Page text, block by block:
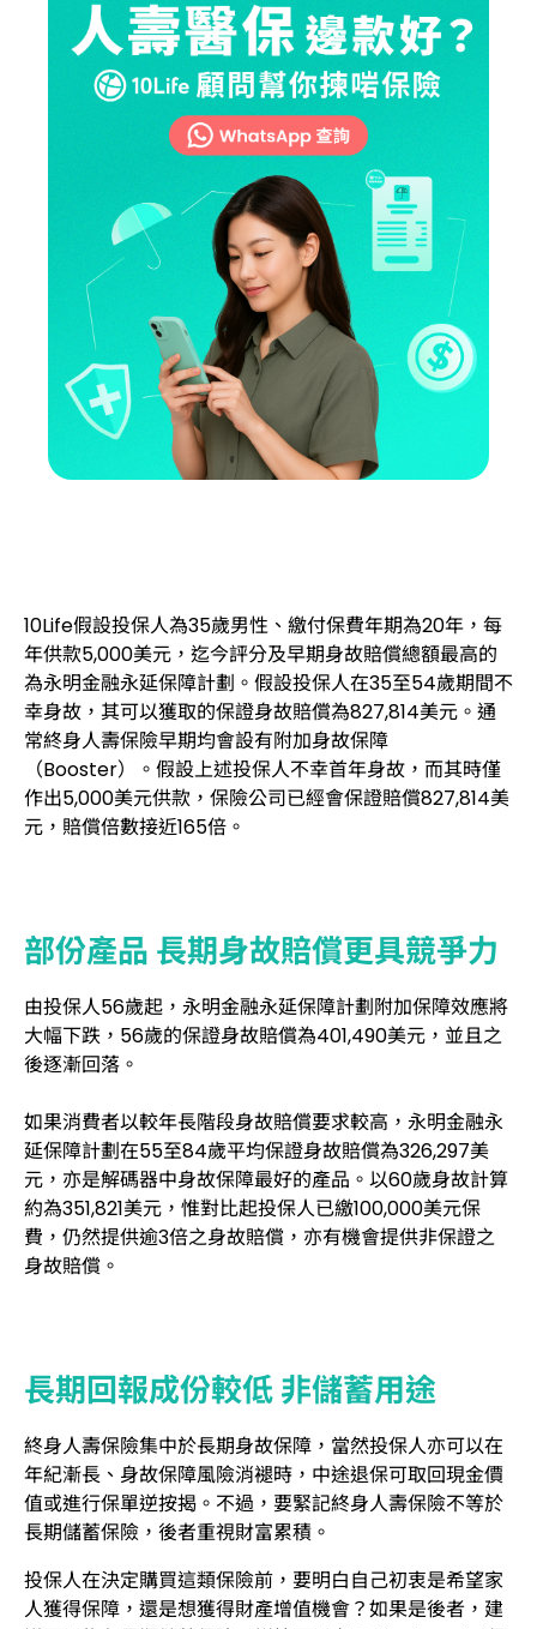
10Life假設投保人為35歲男性、繳付保費年期為20年，每
年供款5,000美元，迄今評分及早期身故賠償總額最高的
為永明金融永延保障計劃。假設投保人在35至54歲期間不
幸身故，其可以獲取的保證身故賠償為827,814美元。通
常終身人壽保險早期均會設有附加身故保障
（Booster）。假設上述投保人不幸首年身故，而其時僅
作出5,000美元供款，保險公司已經會保證賠償827,814美
元，賠償倍數接近165倍。
部份產品 長期身故賠償更具競爭力
由投保人56歲起，永明金融永延保障計劃附加保障效應將
大幅下跌，56歲的保證身故賠償為401,490美元，並且之
後逐漸回落。
如果消費者以較年長階段身故賠償要求較高，永明金融永
延保障計劃在55至84歲平均保證身故賠償為326,297美
元，亦是解碼器中身故保障最好的產品。以60歲身故計算
約為351,821美元，惟對比起投保人已繳100,000美元保
費，仍然提供逾3倍之身故賠償，亦有機會提供非保證之
身故賠償。
長期回報成份較低 非儲蓄用途
終身人壽保險集中於長期身故保障，當然投保人亦可以在
年紀漸長、身故保障風險消褪時，中途退保可取回現金價
值或進行保單逆按揭。不過，要緊記終身人壽保險不等於
長期儲蓄保險，後者重視財富累積。
投保人在決定購買這類保險前，要明白自己初衷是希望家
人獲得保障，還是想獲得財產增值機會？如果是後者，建